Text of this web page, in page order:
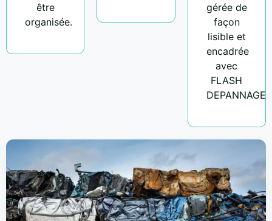
être
organisée.
gérée de
façon
lisible et
encadrée
avec
FLASH
DEPANNAGE.